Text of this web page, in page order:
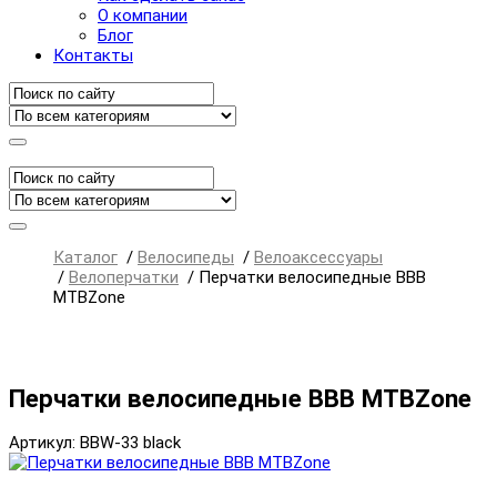
О компании
Блог
Контакты
Каталог / Велосипеды / Велоаксессуары
/ Велоперчатки / Перчатки велосипедные BBB
MTBZone
Перчатки велосипедные BBB MTBZone
Артикул: BBW-33 black